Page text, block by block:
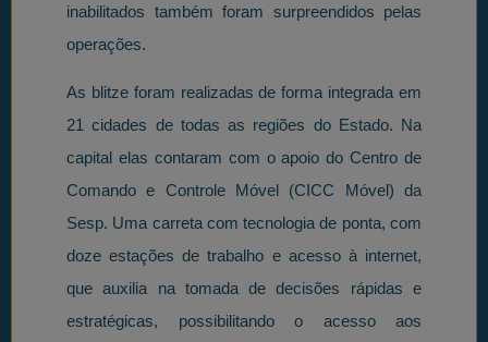
inabilitados também foram surpreendidos pelas
operações.
As blitze foram realizadas de forma integrada em
21 cidades de todas as regiões do Estado. Na
capital elas contaram com o apoio do Centro de
Comando e Controle Móvel (CICC Móvel) da
Sesp. Uma carreta com tecnologia de ponta, com
doze estações de trabalho e acesso à internet,
que auxilia na tomada de decisões rápidas e
estratégicas, possibilitando o acesso aos